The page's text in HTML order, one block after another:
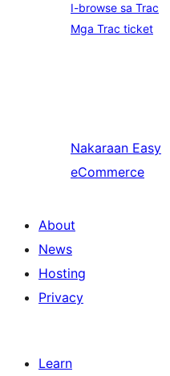
I-browse sa Trac
Mga Trac ticket
Nakaraan Easy
eCommerce
About
News
Hosting
Privacy
Learn